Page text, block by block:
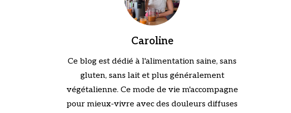
Caroline
Ce blog est dédié à l'alimentation saine, sans
gluten, sans lait et plus généralement
végétalienne. Ce mode de vie m'accompagne
pour mieux-vivre avec des douleurs diffuses